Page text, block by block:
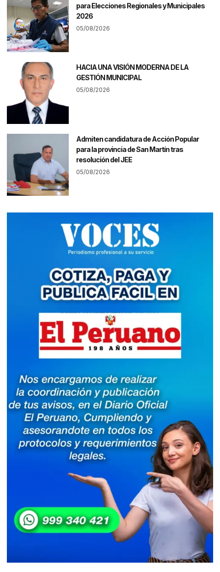
para Elecciones Regionales y Municipales
2026
05/08/2026
HACIA UNA VISIÓN MODERNA DE LA
GESTIÓN MUNICIPAL
05/08/2026
Admiten candidatura de Acción Popular
para la provincia de San Martín tras
resolución del JEE
05/08/2026